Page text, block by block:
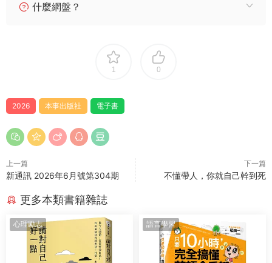
什麼網盤？
1 0
2026 本事出版社 電子書
上一篇
新通訊 2026年6月號第304期
下一篇
不懂帶人，你就自己幹到死
更多本類書籍雜誌
心理勵志 語言學習